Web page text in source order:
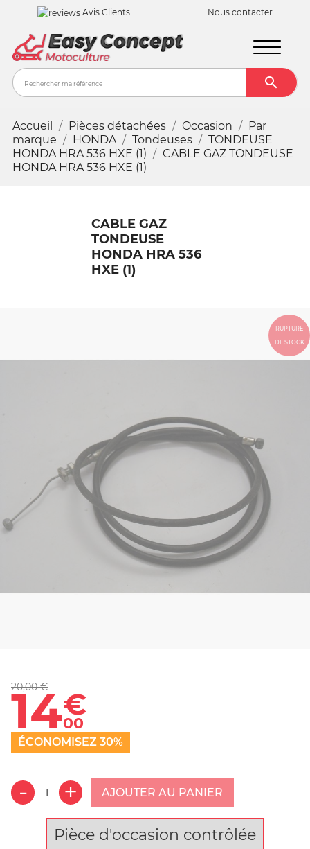
Avis Clients Nous contacter

Accueil Pièces détachées Occasion
Par
marque
HONDA Tondeuses
TONDEUSE
HONDA HRA 536 HXE (1)
CABLE GAZ TONDEUSE
HONDA HRA 536 HXE (1)
CABLE GAZ
TONDEUSE
HONDA HRA 536
HXE (1)
RUPTURE
DE STOCK
20,00 €
14€
00
ÉCONOMISEZ 30%
AJOUTER AU PANIER
Pièce d'occasion contrôlée